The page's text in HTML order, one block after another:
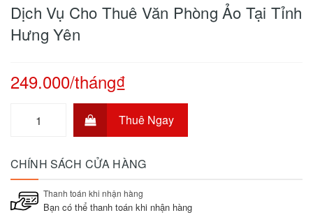
Dịch Vụ Cho Thuê Văn Phòng Ảo Tại Tỉnh
Hưng Yên
249.000/tháng₫
Thuê Ngay
CHÍNH SÁCH CỬA HÀNG
Thanh toán khi nhận hàng
Bạn có thể thanh toán khi nhận hàng